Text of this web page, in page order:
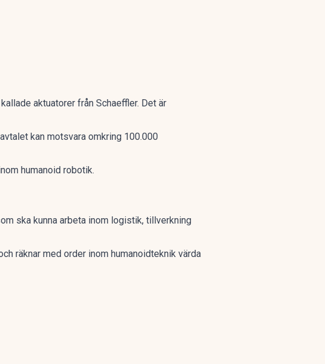
aktuatorer från Schaeffler. Det är
kan motsvara omkring 100.000
humanoid robotik.
ska kunna arbeta inom logistik, tillverkning
räknar med order inom humanoidteknik värda